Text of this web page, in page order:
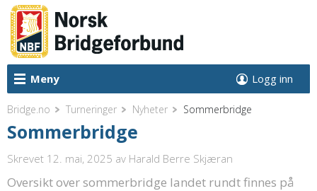
Meny Logg inn
Bridge.no Turneringer Nyheter Sommerbridge
Sommerbridge
Skrevet 12. mai, 2025 av Harald Berre Skjæran
Oversikt over sommerbridge landet rundt finnes på